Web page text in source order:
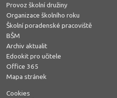
Provoz školní družiny
Organizace školního roku
Školní poradenské pracoviště
BŠM
Archiv aktualit
Edookit pro učitele
Office 365
Mapa stránek
Cookies